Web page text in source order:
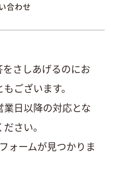
合わせ
さしあげるのにお
ございます。
日以降の対応とな
さい。
ォームが見つかりま